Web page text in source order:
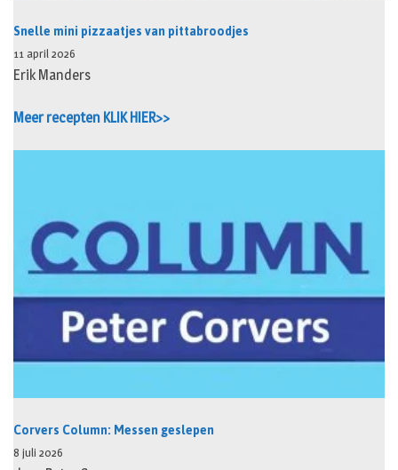
Snelle mini pizzaatjes van pittabroodjes
11 april 2026
Erik Manders
Meer recepten KLIK HIER>>
Corvers Column: Messen geslepen
8 juli 2026